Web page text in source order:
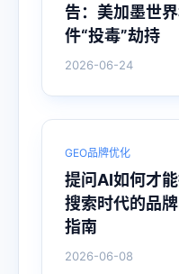
告：美加墨世
件“投毒”劫持
2026-06-24
GEO品牌优化
提问AI如何才
搜索时代的品
指南
2026-06-08